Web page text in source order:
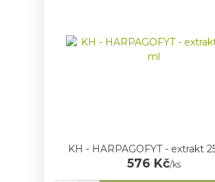
KH - HARPAGOFYT - extrakt
576 Kč/ks